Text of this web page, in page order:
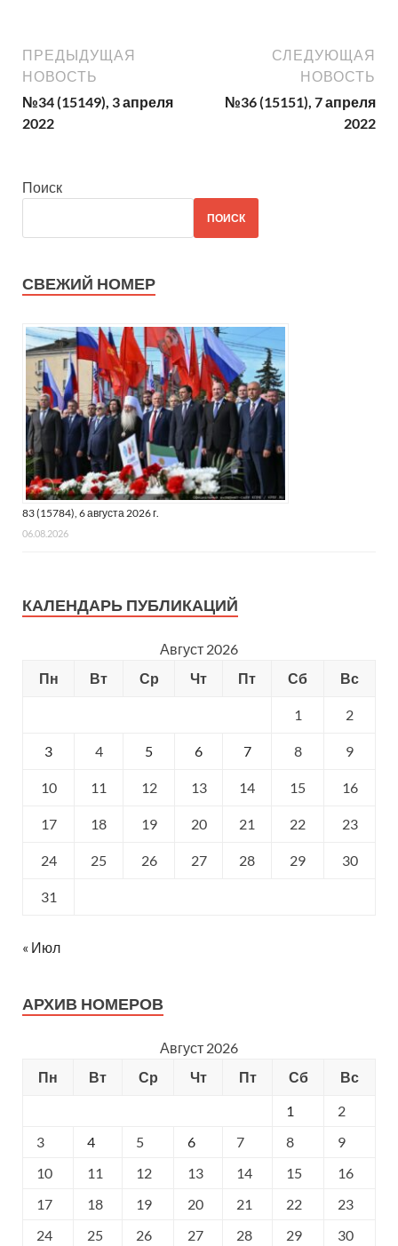
ПРЕДЫДУЩАЯ
НОВОСТЬ
№34 (15149), 3 апреля
2022
СЛЕДУЮЩАЯ
НОВОСТЬ
№36 (15151), 7 апреля
2022
Поиск
ПОИСК
СВЕЖИЙ НОМЕР
83 (15784), 6 августа 2026 г.
06.08.2026
КАЛЕНДАРЬ ПУБЛИКАЦИЙ
Август 2026
Пн
Вт Ср Чт Пт Сб Вс
1 2
3 4 5 6 7 8 9
10 11 12 13 14 15 16
17 18 19 20 21 22 23
24 25 26 27 28 29 30
31
« Июл
АРХИВ НОМЕРОВ
Август 2026
Пн
Вт Ср Чт Пт Сб
Вс
1
2
3
4 5 6 7 8
9
10
11 12 13 14 15
16
17
18 19 20 21 22
23
24
25 26 27 28 29 30